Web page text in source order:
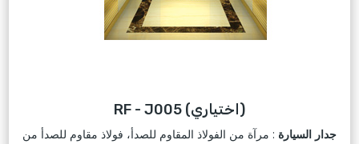
RF - J005 (اختياري)
جدار السيارة : مرآة من الفولاذ المقاوم للصدأ، فولاذ مقاوم للصدأ من